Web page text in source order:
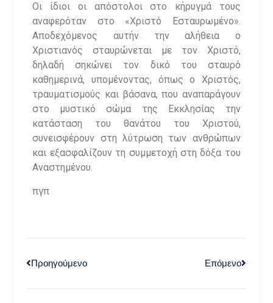
Οι ίδιοι οι απόστολοι στο κήρυγμά τους
αναφερόταν στο «Χριστό Εσταυρωμένο».
Αποδεχόμενος αυτήν την αλήθεια ο
Χριστιανός σταυρώνεται με τον Χριστό,
δηλαδή σηκώνει τον δικό του σταυρό
καθημερινά, υπομένοντας, όπως ο Χριστός,
τραυματισμούς και βάσανα, που αναπαράγουν
στο μυστικό σώμα της Εκκλησίας την
κατάσταση του θανάτου του Χριστού,
συνεισφέρουν στη λύτρωση των ανθρώπων
και εξασφαλίζουν τη συμμετοχή στη δόξα του
Αναστημένου.
πγπ
Προηγούμενο Επόμενο